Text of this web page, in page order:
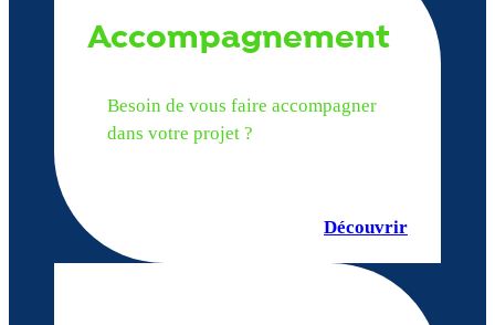
Accompagnement
Besoin de vous faire accompagner
dans votre projet ?
Découvrir